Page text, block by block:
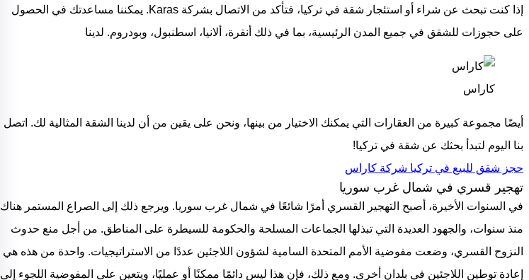
إذا كنت تبحث عن شراء أو استئجار شقة في تركيا، فتأكد من الاتصال بشركة Karas. يمكننا مساعدتك في الحصول
على حجوزات للشقق في جميع المدن الرئيسية، بما في ذلك أنقرة، ألانيا، اسطنبول، وبودروم. لدينا
كاراس
أيضًا مجموعة كبيرة من العقارات التي يمكنك الاختيار من بينها، ونحن على يقين من أن لدينا الشقة المثالية لك. اتصل
بنا اليوم لتبدأ بحثك عن شقة في تركيا!
حجز شقق للبيع في تركيا شركة كاراس
تهجير قسري في شمال غرب سوريا
في السنوات الأخيرة، أصبح التهجير القسري أمرًا شائعًا في شمال غرب سوريا. ويرجع ذلك إلى الصراع المستمر هناك
منذ سنوات، والجهود العديدة التي تبذلها الجماعات المسلحة والحكومة للسيطرة على المناطق. من أجل منع حدوث
النزوح القسري، وضعت مفوضية الأمم المتحدة السامية لشؤون اللاجئين عددًا من الاستراتيجيات. واحدة من هذه هي
إعادة توطين اللاجئين في بلدان أخرى. ومع ذلك، فإن هذا ليس دائمًا ممكنًا أو عمليًا، ويتعين على المفوضية اللجوء إلى